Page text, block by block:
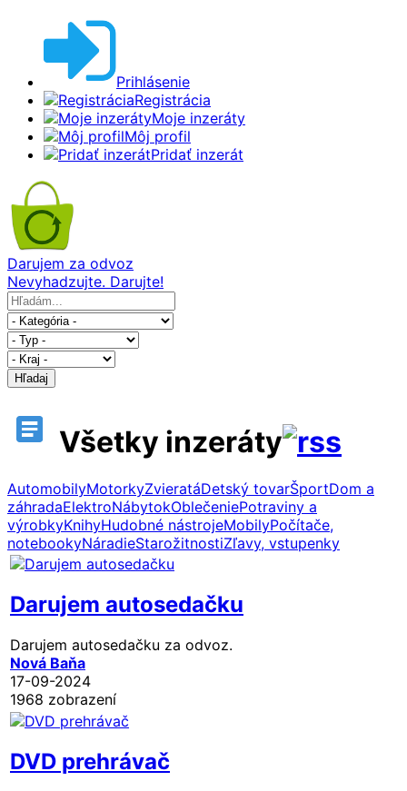
Prihlásenie
Registrácia
Moje inzeráty
Môj profil
Pridať inzerát
Darujem za odvoz
Nevyhadzujte. Darujte!
Hľadaj
Všetky inzeráty
AutomobilyMotorkyZvieratáDetský tovarŠportDom a
záhradaElektroNábytokOblečeniePotraviny a
výrobkyKnihyHudobné nástrojeMobilyPočítače,
notebookyNáradieStarožitnostiZľavy, vstupenky
Darujem autosedačku
Darujem autosedačku za odvoz.
Nová Baňa
17-09-2024
1968 zobrazení
DVD prehrávač